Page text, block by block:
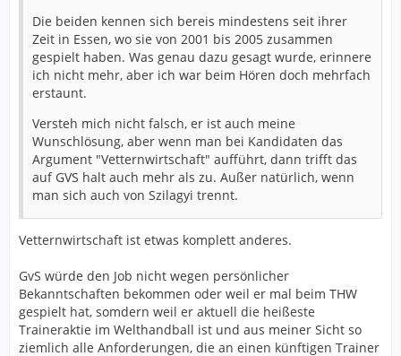
Die beiden kennen sich bereis mindestens seit ihrer
Zeit in Essen, wo sie von 2001 bis 2005 zusammen
gespielt haben. Was genau dazu gesagt wurde, erinnere
ich nicht mehr, aber ich war beim Hören doch mehrfach
erstaunt.
Versteh mich nicht falsch, er ist auch meine
Wunschlösung, aber wenn man bei Kandidaten das
Argument "Vetternwirtschaft" aufführt, dann trifft das
auf GVS halt auch mehr als zu. Außer natürlich, wenn
man sich auch von Szilagyi trennt.
Vetternwirtschaft ist etwas komplett anderes.
GvS würde den Job nicht wegen persönlicher
Bekanntschaften bekommen oder weil er mal beim THW
gespielt hat, somdern weil er aktuell die heißeste
Traineraktie im Welthandball ist und aus meiner Sicht so
ziemlich alle Anforderungen, die an einen künftigen Trainer